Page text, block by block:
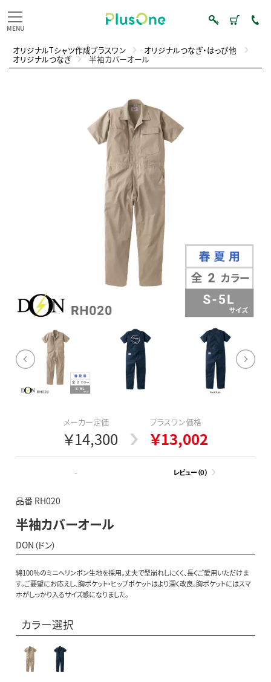
オリジナルTシャツ作成プラスワン オリジナルつなぎ・はっぴ他
オリジナルつなぎ 半袖カバーオール
メーカー定価
￥14,300
プラスワン価格
￥13,002
- レビュー（0）
品番 RH020
半袖カバーオール
DON（ドン）
綿100％のミニヘリンボン生地を採用。丈夫で型崩れしにくく、長くご愛用いただけま
す。ご要望にお応えし、胸ポケット・ヒップポケットはより深く改良。胸ポケットにはスマ
ホがしっかり入るサイズ感になりました。
カラー選択